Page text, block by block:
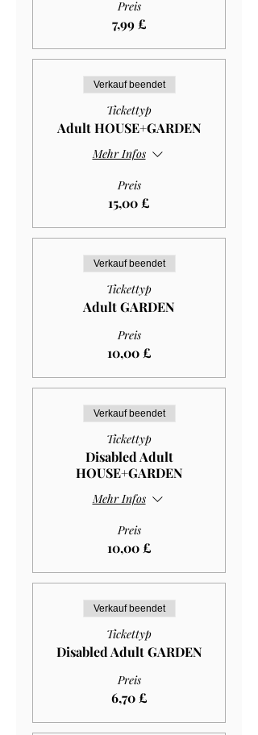
Preis
7,99 £
Verkauf beendet
Tickettyp
Adult HOUSE+GARDEN
Mehr Infos
Preis
15,00 £
Verkauf beendet
Tickettyp
Adult GARDEN
Preis
10,00 £
Verkauf beendet
Tickettyp
Disabled Adult
HOUSE+GARDEN
Mehr Infos
Preis
10,00 £
Verkauf beendet
Tickettyp
Disabled Adult GARDEN
Preis
6,70 £